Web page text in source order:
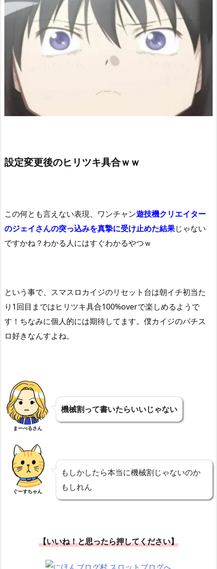
設定変更後のヒリツキ具合ｗｗ
この何とも言えない表現、ワンチャン遊技機クリエイター
のジェイさんの突っ込みを真摯に受け止めた結果じゃない
ですかね？わかる人にはすぐわかるやつｗ
という事で、スマスロカイジのリセット台は朝イチ初当た
り1回目まではヒリツキ具合100%overで楽しめるようで
す！ちなみに個人的には期待してます。僕カイジのパチス
ロ好きなんすよね。
まーべるさん
機械割って書いたらいいじゃない
ぐーすちゃん
もしかしたら本当に機械割じゃないのか
もしれん
【いいね！と思ったら押してください】